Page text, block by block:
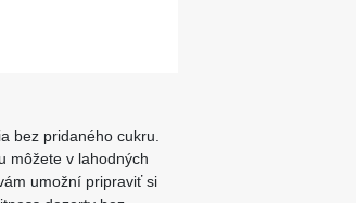
bez pridaného cukru.
môžete v lahodných
umožní pripraviť si